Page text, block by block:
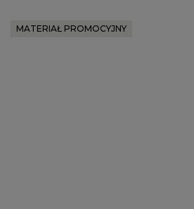
MATERIAŁ PROMOCYJNY